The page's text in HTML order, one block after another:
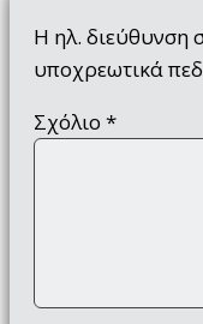
Η ηλ. διεύθυνση
υποχρεωτικά
Σχόλιο *